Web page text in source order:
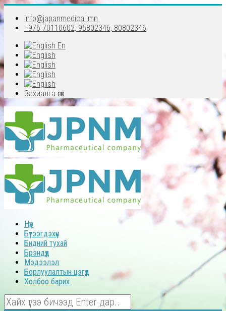
info@japanmedical.mn
+976 70110602, 95802346, 80802346
En
Захиалга өгөх
Нүүр
Бүтээгдэхүүн
Бидний тухай
Брэндүүд
Мэдээлэл
Борлуулалтын цэгүүд
Холбоо барих